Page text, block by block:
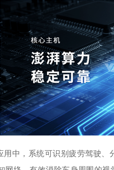
用中，系统可识别疲劳驾驶、